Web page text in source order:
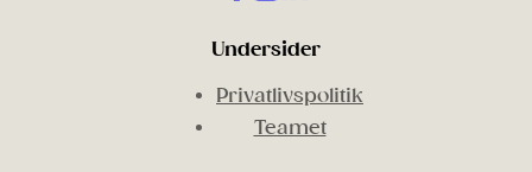
Undersider
Privatlivspolitik
Teamet